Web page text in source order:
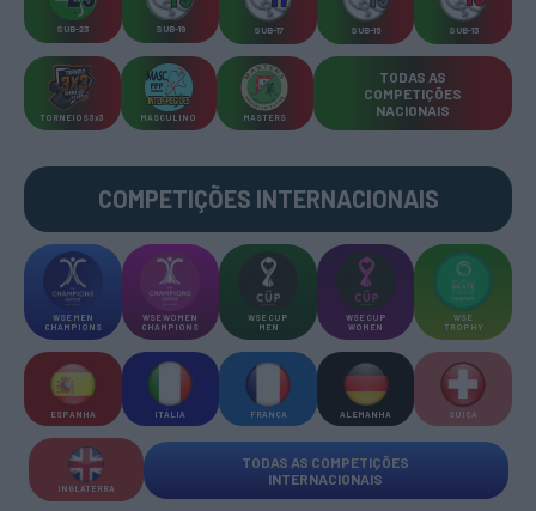
SUB-23 SUB-19 SUB-17 SUB-15 SUB-13
TORNEIOS 3x3 MASCULINO MASTERS
TODAS AS
COMPETIÇÕES
NACIONAIS
COMPETIÇÕES INTERNACIONAIS
WSE MEN
CHAMPIONS
WSE WOMEN
CHAMPIONS
WSE CUP
MEN
WSE CUP
WOMEN
WSE
TROPHY
ESPANHA ITÁLIA FRANÇA ALEMANHA SUÍÇA
INGLATERRA
TODAS AS COMPETIÇÕES
INTERNACIONAIS